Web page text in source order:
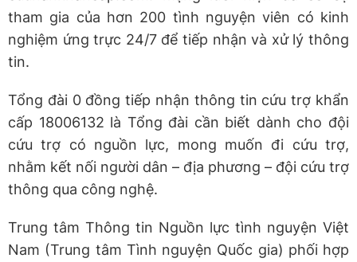
tham gia của hơn 200 tình nguyện viên có kinh
nghiệm ứng trực 24/7 để tiếp nhận và xử lý thông
tin.
Tổng đài 0 đồng tiếp nhận thông tin cứu trợ khẩn
cấp 18006132 là Tổng đài cần biết dành cho đội
cứu trợ có nguồn lực, mong muốn đi cứu trợ,
nhằm kết nối người dân – địa phương – đội cứu trợ
thông qua công nghệ.
Trung tâm Thông tin Nguồn lực tình nguyện Việt
Nam (Trung tâm Tình nguyện Quốc gia) phối hợp